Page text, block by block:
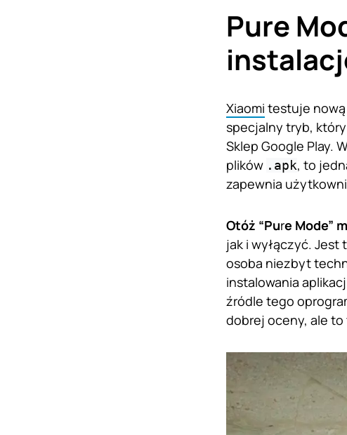
Pure
Xiaomi testuje nową
specjalny tryb,
Sklep Google Play.
plików .apk, to
zapewnia
Otóż “Pure Mode”
jak i wyłączyć.
osoba niezbyt
instalowania
źródle tego
dobrej oceny, ale